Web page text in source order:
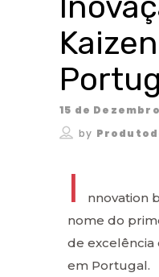
15 de
by
I
nnovation
nome do
de excelência
em Portugal.